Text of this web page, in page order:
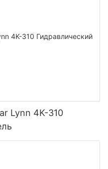
Lynn 4K-310